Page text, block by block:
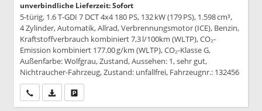
unverbindliche Lieferzeit: Sofort
5-türig, 1.6 T-GDI 7 DCT 4x4 180 PS, 132 kW (179 PS), 1.598 cm³,
4 Zylinder, Automatik, Allrad, Verbrennungsmotor (ICE), Benzin,
Kraftstoffverbrauch kombiniert 7,3 l/100km (WLTP), CO₂-
Emission kombiniert 177.00 g/km (WLTP), CO₂-Klasse G,
Außenfarbe: Wolfgrau, Zustand, Aussehen: 1, sehr gut,
Nichtraucher-Fahrzeug, Zustand: unfallfrei, Fahrzeugnr.: 132456
Wir rufen Sie anPDF-Datei, Fahrzeugexposé drucken